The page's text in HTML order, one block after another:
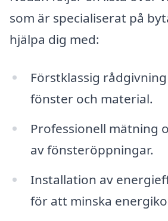
som är specialiserat på
hjälpa dig med:
Förstklassig
fönster och material.
Professionell mätning
av fönsteröppningar.
Installation av
för att minska